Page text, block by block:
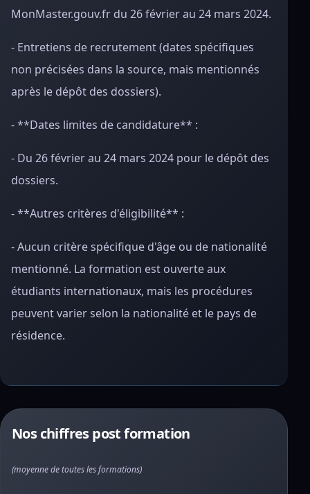
MonMaster.gouv.fr du 26 février au 24 mars 2024.
- Entretiens de recrutement (dates spécifiques
non précisées dans la source, mais mentionnés
après le dépôt des dossiers).
- **Dates limites de candidature** :
- Du 26 février au 24 mars 2024 pour le dépôt des
dossiers.
- **Autres critères d'éligibilité** :
- Aucun critère spécifique d'âge ou de nationalité
mentionné. La formation est ouverte aux
étudiants internationaux, mais les procédures
peuvent varier selon la nationalité et le pays de
résidence.
Nos chiffres post formation
(moyenne de toutes les formations)